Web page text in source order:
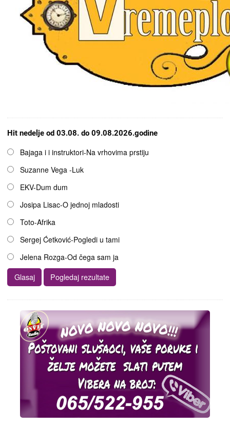
Hit nedelje od 03.08. do 09.08.2026.godine
OpcijeBajaga i i instruktori-Na vrhovima prstiju
Suzanne Vega -Luk
EKV-Dum dum
Josipa Lisac-O jednoj mladosti
Toto-Afrika
Sergej Ćetković-Pogledi u tami
Jelena Rozga-Od čega sam ja